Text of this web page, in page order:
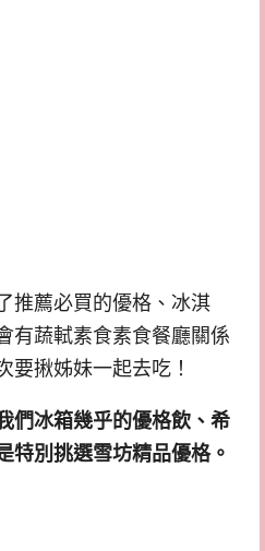
推薦必買的優格、冰淇
有蔬軾素食素食餐廳關係
要揪姊妹一起去吃！
們冰箱幾乎的優格飲、希
特別挑選雪坊精品優格。